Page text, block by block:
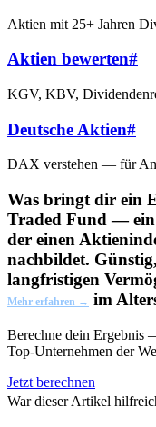
Aktien mit 25+ Jahren
Aktien bewerten#
KGV, KBV,
Deutsche Aktien#
DAX verstehen — für
Was bringt dir ein
Traded Fund — ein
der einen
nachbildet.
langfristigen
Mehr erfahren → im
Berechne dein Ergebnis
Top-Unternehmen der
Jetzt berechnen
War dieser Artikel